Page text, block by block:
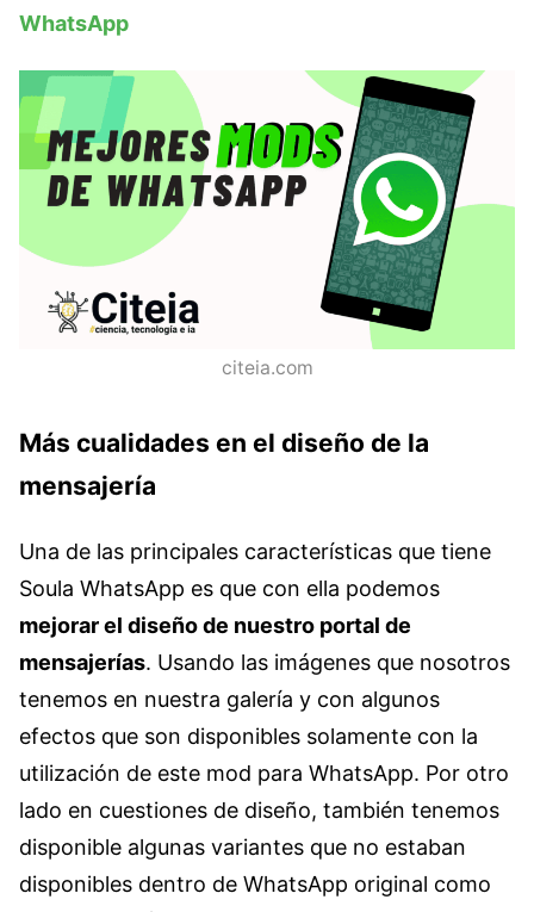
WhatsApp
citeia.com
Más cualidades en el diseño de la
mensajería
Una de las principales características que tiene
Soula WhatsApp es que con ella podemos
mejorar el diseño de nuestro portal de
mensajerías. Usando las imágenes que nosotros
tenemos en nuestra galería y con algunos
efectos que son disponibles solamente con la
utilización de este mod para WhatsApp. Por otro
lado en cuestiones de diseño, también tenemos
disponible algunas variantes que no estaban
disponibles dentro de WhatsApp original como